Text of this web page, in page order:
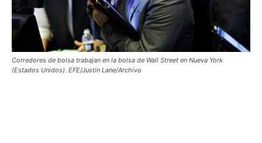
Corredores de bolsa trabajan en la bolsa de Wall Street en Nueva York
(Estados Unidos). EFE/Justin Lane/Archivo